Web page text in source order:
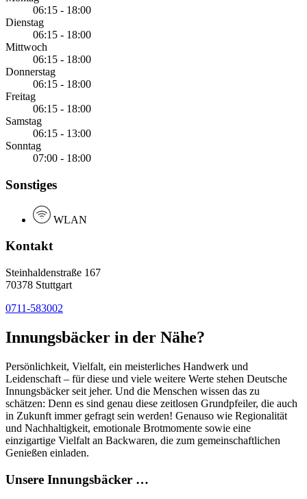
06:15 - 18:00
Dienstag
06:15 - 18:00
Mittwoch
06:15 - 18:00
Donnerstag
06:15 - 18:00
Freitag
06:15 - 18:00
Samstag
06:15 - 13:00
Sonntag
07:00 - 18:00
Sonstiges
WLAN
Kontakt
Steinhaldenstraße 167
70378 Stuttgart
0711-583002
Innungsbäcker in der Nähe?
Persönlichkeit, Vielfalt, ein meisterliches Handwerk und
Leidenschaft – für diese und viele weitere Werte stehen Deutsche
Innungsbäcker seit jeher. Und die Menschen wissen das zu
schätzen: Denn es sind genau diese zeitlosen Grundpfeiler, die auch
in Zukunft immer gefragt sein werden! Genauso wie Regionalität
und Nachhaltigkeit, emotionale Brotmomente sowie eine
einzigartige Vielfalt an Backwaren, die zum gemeinschaftlichen
Genießen einladen.
Unsere Innungsbäcker …